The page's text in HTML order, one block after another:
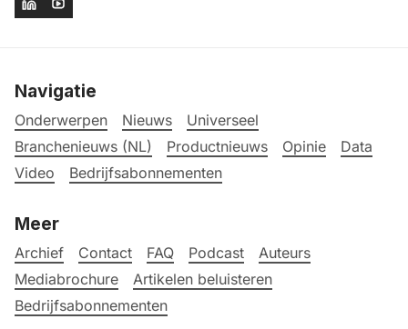
Navigatie
Onderwerpen Nieuws
Universeel
Branchenieuws (NL)
Productnieuws Opinie
Data
Video
Bedrijfsabonnementen
Meer
Archief Contact FAQ Podcast
Auteurs
Mediabrochure
Artikelen beluisteren
Bedrijfsabonnementen